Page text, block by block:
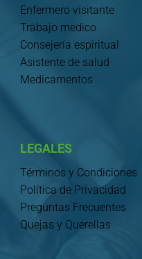
Enfermero visitante
Trabajo medico
Consejería espiritual
Asistente de salud
Medicamentos
LEGALES
Términos y Condiciones
Política de Privacidad
Preguntas Frecuentes
Quejas y Querellas